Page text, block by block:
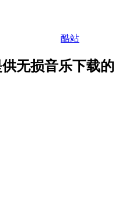
酷站
无损音乐下载的